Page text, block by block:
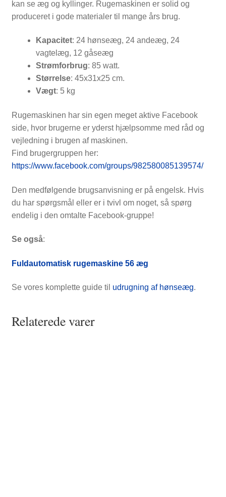
kan se æg og kyllinger. Rugemaskinen er solid og
produceret i gode materialer til mange års brug.
Kapacitet: 24 hønseæg, 24 andeæg, 24
vagtelæg, 12 gåseæg
Strømforbrug: 85 watt.
Størrelse: 45x31x25 cm.
Vægt: 5 kg
Rugemaskinen har sin egen meget aktive Facebook
side, hvor brugerne er yderst hjælpsomme med råd og
vejledning i brugen af maskinen.
Find brugergruppen her:
https://www.facebook.com/groups/982580085139574/
Den medfølgende brugsanvisning er på engelsk. Hvis
du har spørgsmål eller er i tvivl om noget, så spørg
endelig i den omtalte Facebook-gruppe!
Se også:
Fuldautomatisk rugemaskine 56 æg
Se vores komplette guide til udrugning af hønseæg.
Relaterede varer